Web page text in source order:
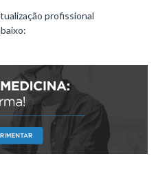
profissional